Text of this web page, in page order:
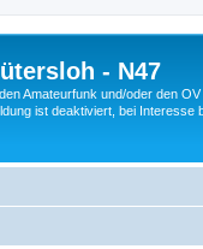
- N47
Amateurfunk und/oder den
ist deaktiviert, bei Interesse